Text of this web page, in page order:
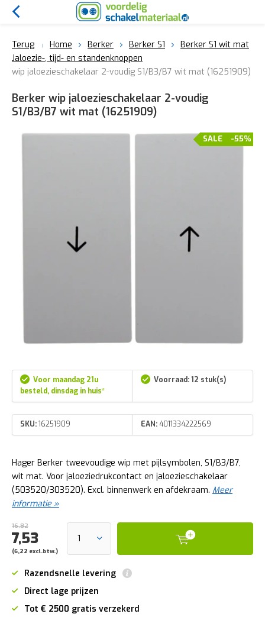
Terug Home Berker Berker S1
Berker S1 wit mat
Jaloezie-, tijd- en standenknoppen
wip jaloezieschakelaar 2-voudig S1/B3/B7 wit mat (16251909)
Berker wip jaloezieschakelaar 2-voudig
S1/B3/B7 wit mat (16251909)
-55%
SALE
Voor maandag 21u
besteld, dinsdag in huis*
Voorraad: 12 stuk(s)
SKU:16251909 EAN:4011334222569
Hager Berker tweevoudige wip met pijlsymbolen, S1/B3/B7,
wit mat. Voor jaloeziedrukcontact en jaloezieschakelaar
(503520/303520). Excl. binnenwerk en afdekraam. Meer
informatie »
16,82
7,53
(6,22 excl.btw.)
Razendsnelle levering
Direct lage prijzen
Tot € 2500 gratis verzekerd